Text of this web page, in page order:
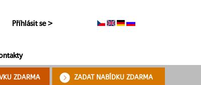
Příhlásit se >
ZDARMA ZADAT NABÍDKU ZDARMA